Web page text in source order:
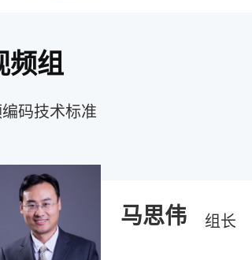
频组
码技术标准
马思伟 组长